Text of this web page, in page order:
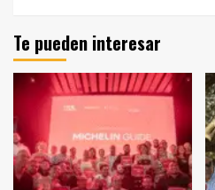
Te pueden interesar